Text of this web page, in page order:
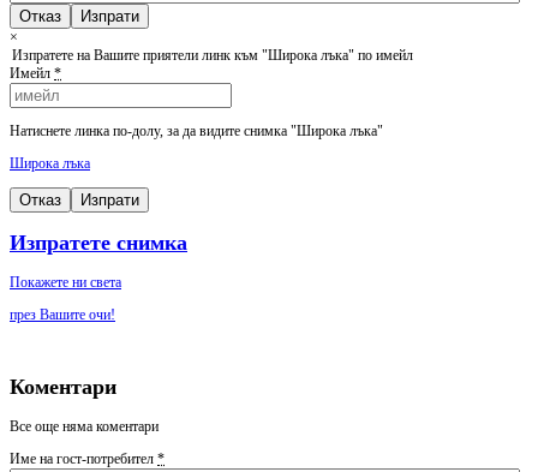
Отказ
×
Изпратете на Вашите приятели линк към "Широка лъка" по имейл
Имейл *
Натиснете линка по-долу, за да видите снимка "Широка лъка"
Широка лъка
Отказ Изпрати
Изпратете снимка
Покажете ни света
през Вашите очи!
Коментари
Все още няма коментари
Име на гост-потребител *